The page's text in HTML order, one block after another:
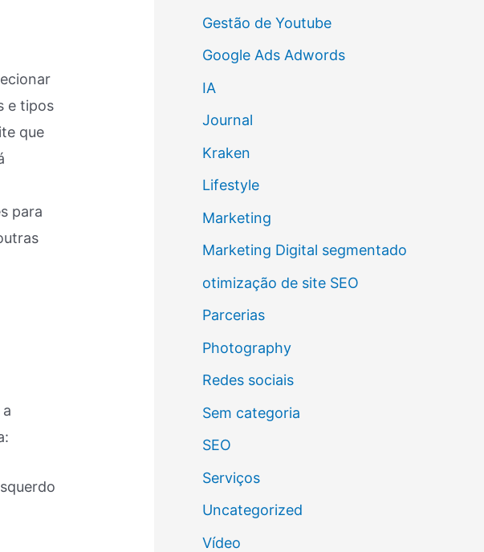
e tipos
que
para
Gestão de Youtube
Google Ads Adwords
IA
Journal
Kraken
Lifestyle
Marketing
Marketing Digital segmentado
otimização de site SEO
Parcerias
Photography
Redes sociais
Sem categoria
SEO
Serviços
Uncategorized
Vídeo